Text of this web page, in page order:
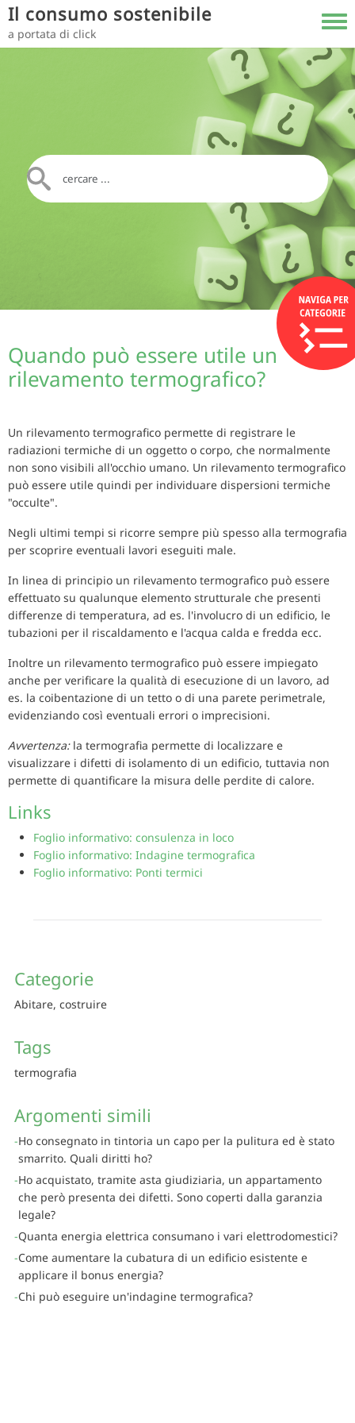
Salta al contenuto principale
Il consumo sostenibile
a portata di click
Quando può essere utile un
rilevamento termografico?
Un rilevamento termografico permette di registrare le
radiazioni termiche di un oggetto o corpo, che normalmente
non sono visibili all'occhio umano. Un rilevamento termografico
può essere utile quindi per individuare dispersioni termiche
"occulte".
Negli ultimi tempi si ricorre sempre più spesso alla termografia
per scoprire eventuali lavori eseguiti male.
In linea di principio un rilevamento termografico può essere
effettuato su qualunque elemento strutturale che presenti
differenze di temperatura, ad es. l'involucro di un edificio, le
tubazioni per il riscaldamento e l'acqua calda e fredda ecc.
Inoltre un rilevamento termografico può essere impiegato
anche per verificare la qualità di esecuzione di un lavoro, ad
es. la coibentazione di un tetto o di una parete perimetrale,
evidenziando così eventuali errori o imprecisioni.
Avvertenza:la termografia permette di localizzare e
visualizzare i difetti di isolamento di un edificio, tuttavia non
permette di quantificare la misura delle perdite di calore.
Links
Foglio informativo: consulenza in loco
Foglio informativo: Indagine termografica
Foglio informativo: Ponti termici
Categorie
Abitare, costruire
Tags
termografia
Argomenti simili
Ho consegnato in tintoria un capo per la pulitura ed è stato
smarrito. Quali diritti ho?
Ho acquistato, tramite asta giudiziaria, un appartamento
che però presenta dei difetti. Sono coperti dalla garanzia
legale?
Quanta energia elettrica consumano i vari elettrodomestici?
Come aumentare la cubatura di un edificio esistente e
applicare il bonus energia?
Chi può eseguire un'indagine termografica?